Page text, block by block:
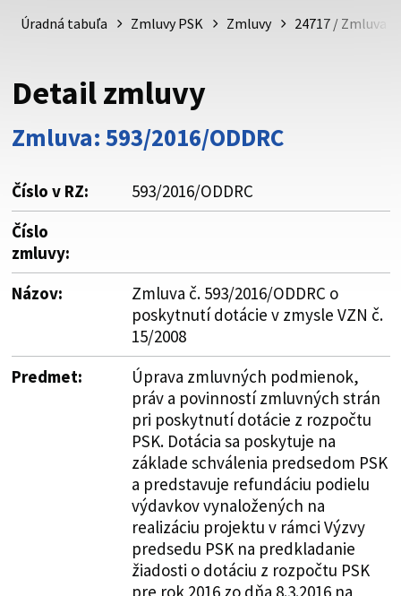
psk.sk.
Buďte pozorní a vždy sa uistite, že zdieľate informácie iba
cez zabezpečenú webovú stránku. Zabezpečená stránka
vždy začína https:// pred názvom domény webového sídla.
Úradná tabuľa Zmluvy PSK Zmluvy 24717 / Zmluva
Detail zmluvy
Zmluva: 593/2016/ODDRC
Číslo v RZ:
593/2016/ODDRC
Číslo
zmluvy:
Názov:
Zmluva č. 593/2016/ODDRC o
poskytnutí dotácie v zmysle VZN č.
15/2008
Predmet:
Úprava zmluvných podmienok,
práv a povinností zmluvných strán
pri poskytnutí dotácie z rozpočtu
PSK. Dotácia sa poskytuje na
základe schválenia predsedom PSK
a predstavuje refundáciu podielu
výdavkov vynaložených na
realizáciu projektu v rámci Výzvy
predsedu PSK na predkladanie
žiadosti o dotáciu z rozpočtu PSK
pre rok 2016 zo dňa 8.3.2016 na